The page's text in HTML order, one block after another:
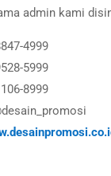
admin kami
4999
5999
8999